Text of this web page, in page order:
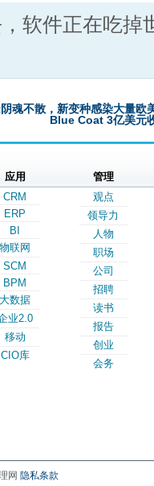
软件正在吃掉
魂不散，新变种感染大量欧
Blue Coat 3亿美元
应用
CRM
ERP
BI
物联网
SCM
BPM
大数据
业2.0
移动
CIO库
管理
观点
领导力
人物
职场
公司
招聘
读书
报告
创业
会务
网 隐私条款